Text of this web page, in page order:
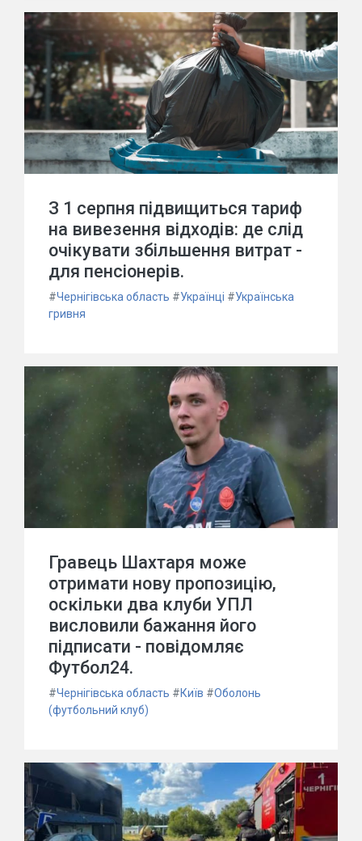
З 1 серпня підвищиться тариф
на вивезення відходів: де слід
очікувати збільшення витрат -
для пенсіонерів.
#Чернігівська область #Українці #Українська
гривня
Гравець Шахтаря може
отримати нову пропозицію,
оскільки два клуби УПЛ
висловили бажання його
підписати - повідомляє
Футбол24.
#Чернігівська область #Київ #Оболонь
(футбольний клуб)